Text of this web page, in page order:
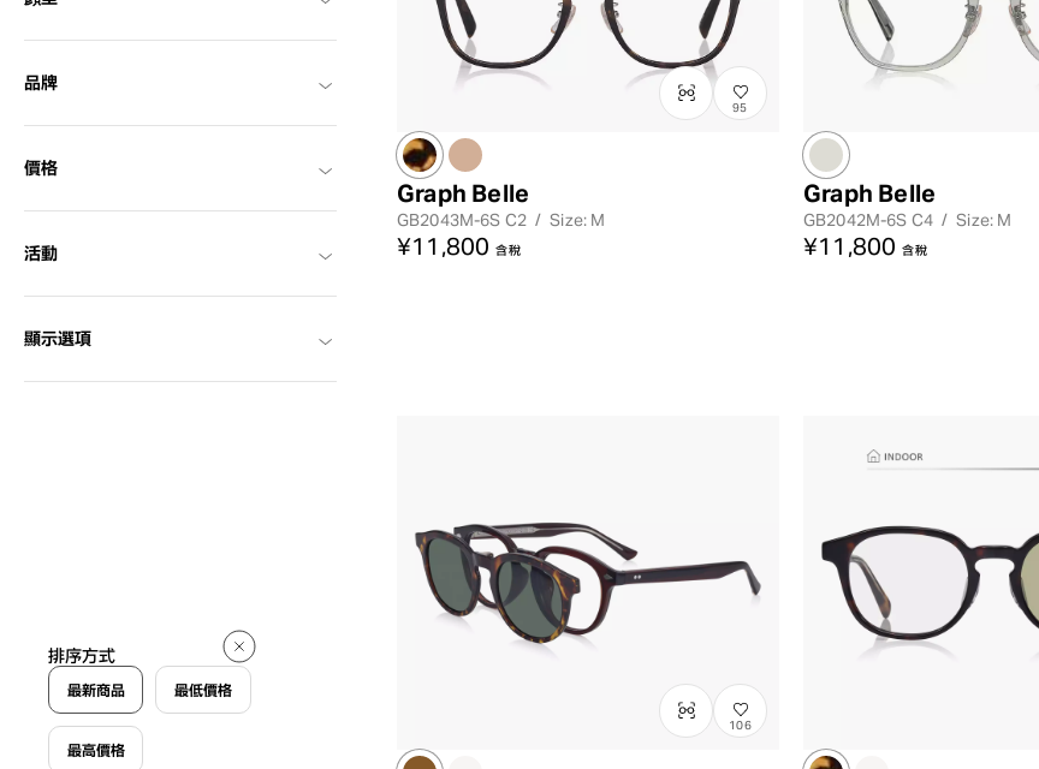
品牌
價格
活動
顯示選項
排序方式
最新商品 最低價格
最高價格
95
Graph Belle
GB2043M-6S C2 / Size: M
¥11,800 含稅
Graph Belle
GB2042M-6S C4 / Size: M
¥11,800 含稅
106